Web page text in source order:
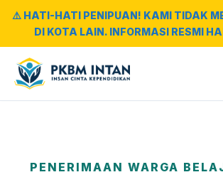
⚠️ HATI-HATI PENIPUAN! KAMI TIDAK
DI KOTA LAIN. INFORMASI RESMI
PENERIMAAN WARGA